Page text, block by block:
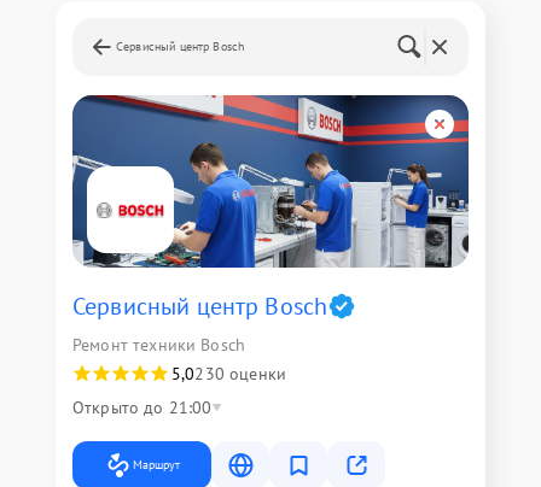
Сервисный центр Bosch
Сервисный центр Bosch
Ремонт техники Bosch
5,0230 оценки
Открыто до 21:00
Маршрут